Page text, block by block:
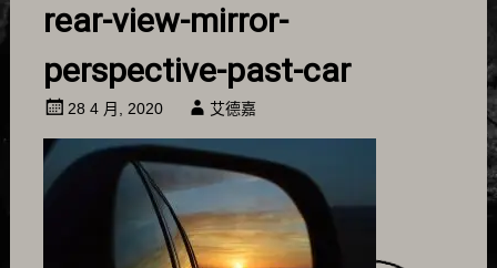
rear-view-mirror-
perspective-past-car
28 4 月, 2020 艾德嘉